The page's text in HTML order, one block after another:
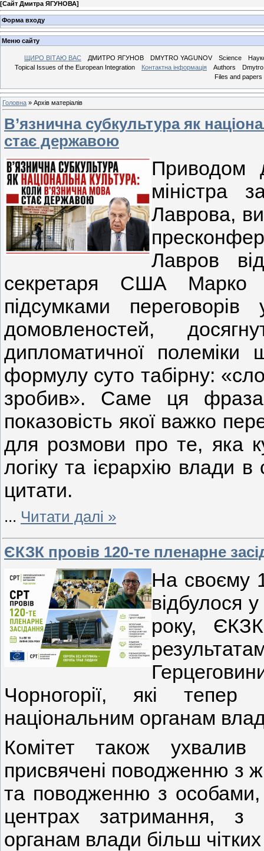
[Сайт Дмитра ЯГУНОВА]
Форма входу
Меню сайту
ЩИРО ВІТАЮ ВАС ДМИТРО ЯГУНОВ DMYTRO YAGUNOV Science
Topical Issues of the European Integration
Контактна інформація Authors
Files and papers
Головна » Архів матеріалів
В’язнична субкультура як
стає державою
Приводом
міністра
Лаврова,
Лавров
секретаря США Марко
підсумками
домовленостей,
дипломатичної полеміки
формулу суто табірну:
зробив». Саме ця фраза
показовість якої важко
для розмови про те, яка
логіку та ієрархію влади
цитати.
... Читати далі »
ЄКЗК провів 120-те пленарне
На своєму
відбулося
року,
Чорногорії, які тепер
національним органам
Комітет також
присвячені поводженню з
та поводженню з особами,
центрах затримання, з
органам влади більш